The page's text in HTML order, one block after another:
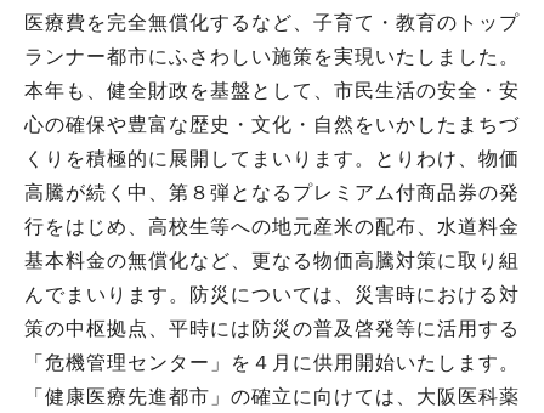
医療費を完全無償化するなど、子育て・教育のトップ
ランナー都市にふさわしい施策を実現いたしました。
本年も、健全財政を基盤として、市民生活の安全・安
心の確保や豊富な歴史・文化・自然をいかしたまちづ
くりを積極的に展開してまいります。とりわけ、物価
高騰が続く中、第８弾となるプレミアム付商品券の発
行をはじめ、高校生等への地元産米の配布、水道料金
基本料金の無償化など、更なる物価高騰対策に取り組
んでまいります。防災については、災害時における対
策の中枢拠点、平時には防災の普及啓発等に活用する
「危機管理センター」を４月に供用開始いたします。
「健康医療先進都市」の確立に向けては、大阪医科薬